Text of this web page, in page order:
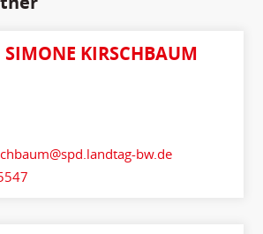
SIMONE KIRSCHBAUM
bw.de